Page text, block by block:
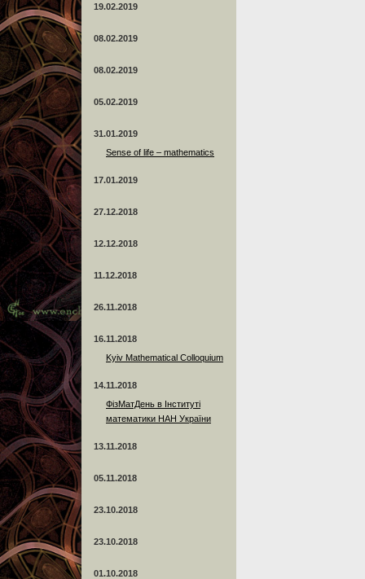
19.02.2019
08.02.2019
08.02.2019
05.02.2019
31.01.2019
Sense of life – mathematics
17.01.2019
27.12.2018
12.12.2018
11.12.2018
26.11.2018
16.11.2018
Kyiv Mathematical Colloquium
14.11.2018
ФізМатДень в Інституті
математики НАН України
13.11.2018
05.11.2018
23.10.2018
23.10.2018
01.10.2018